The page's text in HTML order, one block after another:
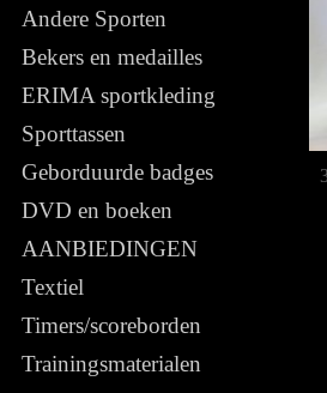
Andere Sporten
Bekers en medailles
ERIMA sportkleding
Sporttassen
Geborduurde badges
DVD en boeken
AANBIEDINGEN
Textiel
Timers/scoreborden
Trainingsmaterialen